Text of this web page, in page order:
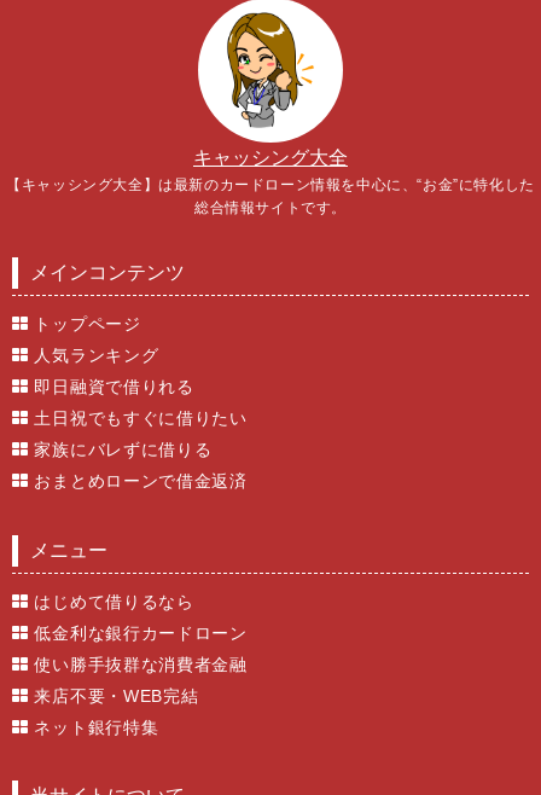
キャッシング大全
【キャッシング大全】は最新のカードローン情報を中心に、“お金”に特化した
総合情報サイトです。
メインコンテンツ
トップページ
人気ランキング
即日融資で借りれる
土日祝でもすぐに借りたい
家族にバレずに借りる
おまとめローンで借金返済
メニュー
はじめて借りるなら
低金利な銀行カードローン
使い勝手抜群な消費者金融
来店不要・WEB完結
ネット銀行特集